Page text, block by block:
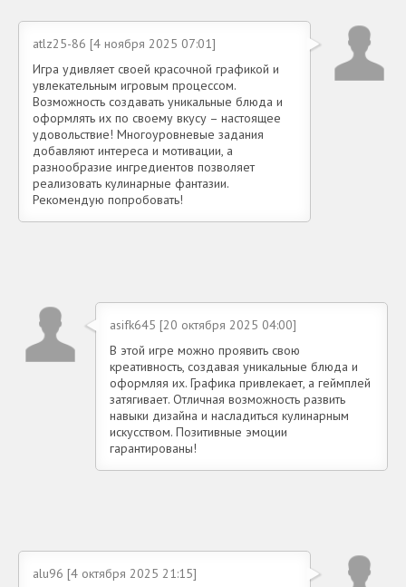
atlz25-86 [4 ноября 2025 07:01]
Игра удивляет своей красочной графикой и
увлекательным игровым процессом.
Возможность создавать уникальные блюда и
оформлять их по своему вкусу – настоящее
удовольствие! Многоуровневые задания
добавляют интереса и мотивации, а
разнообразие ингредиентов позволяет
реализовать кулинарные фантазии.
Рекомендую попробовать!
asifk645 [20 октября 2025 04:00]
В этой игре можно проявить свою
креативность, создавая уникальные блюда и
оформляя их. Графика привлекает, а геймплей
затягивает. Отличная возможность развить
навыки дизайна и насладиться кулинарным
искусством. Позитивные эмоции
гарантированы!
alu96 [4 октября 2025 21:15]